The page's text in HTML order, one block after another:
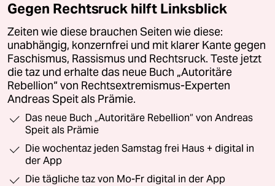
Gegen Rechtsruck hilft Linksblick
Zeiten wie diese brauchen Seiten wie diese:
unabhängig, konzernfrei und mit klarer Kante gegen
Faschismus, Rassismus und Rechtsruck. Teste jetzt
die taz und erhalte das neue Buch „Autoritäre
Rebellion“ von Rechtsextremismus-Experten
Andreas Speit als Prämie.
Das neue Buch „Autoritäre Rebellion“ von Andreas
Speit als Prämie
Die wochentaz jeden Samstag frei Haus + digital in
der App
Die tägliche taz von Mo-Fr digital in der App